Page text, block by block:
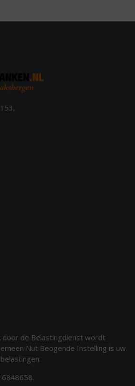
door de Belastingdienst wordt
Nut Beogende Instelling is uw